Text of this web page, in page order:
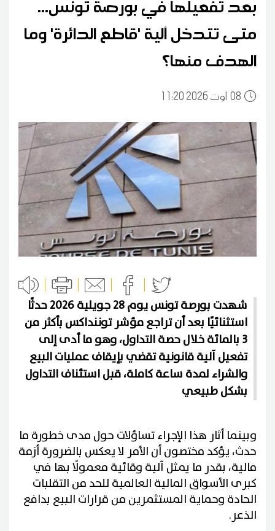
بعد تفعيلها في بورصة تونس...
متى تتدخل آلية 'قاطع الدائرة' وما
الهدف منها؟
0811:20 2026 أوت
شهدت بورصة تونس يوم 28 جويلية 2026 حدثًا
استثنائيًا بعد أن تراجع مؤشر توننداكس بأكثر من
3 بالمائة خلال حصة التداول، وهو ما أدى إلى
تفعيل آلية قانونية تقضي بإيقاف عمليات البيع
والشراء لمدة ساعة كاملة، قبل استئناف التداول
بشكل طبيعي
وبينما أثار هذا الإجراء تساؤلات حول مدى خطورة ما
حدث، يؤكد مختصون أن الأمر لا يعكس بالضرورة أزمة
مالية، بقدر ما يمثل آلية وقائية معمولًا بها في
كبرى الأسواق المالية العالمية للحد من التقلبات
الحادة وحماية المستثمرين من قرارات البيع بدافع
الذعر.